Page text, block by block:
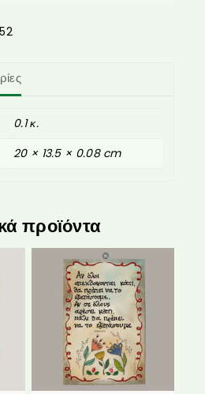
0.1 κ.
20 × 13.5 × 0.08 cm
προϊόντα